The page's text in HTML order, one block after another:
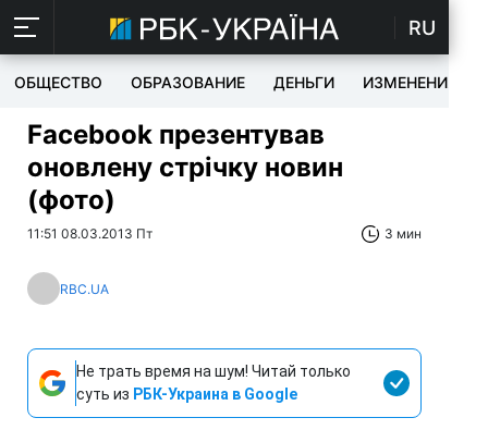
RU
ОБЩЕСТВО ОБРАЗОВАНИЕ ДЕНЬГИ ИЗМЕНЕНИЯ
Facebook презентував
оновлену стрічку новин
(фото)
11:51 08.03.2013 Пт 3 мин
RBC.UA
Не трать время на шум! Читай только
суть из РБК-Украина в Google